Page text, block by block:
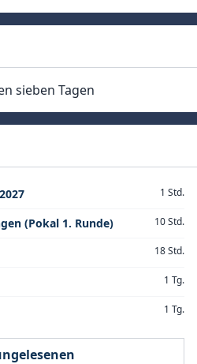
sieben Tagen
1 Std.
(Pokal 1. Runde) 10 Std.
18 Std.
1 Tg.
1 Tg.